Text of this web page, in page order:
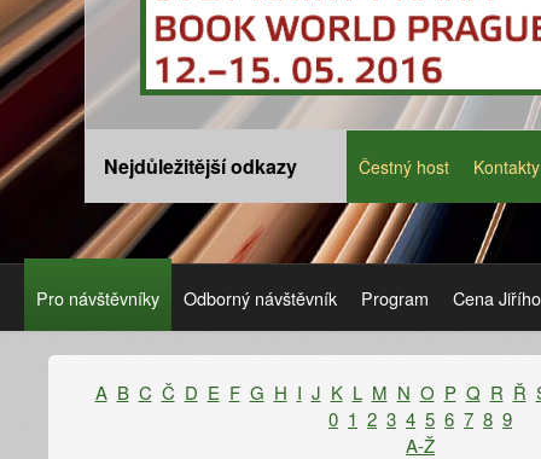
Nejdůležitější odkazy Čestný host Kontakty
Pro návštěvníky Odborný návštěvník Program Cena
A B C Č D E F G H I J K L M N O P Q R Ř
0 1 2 3 4 5 6 7 8 9
A-Ž